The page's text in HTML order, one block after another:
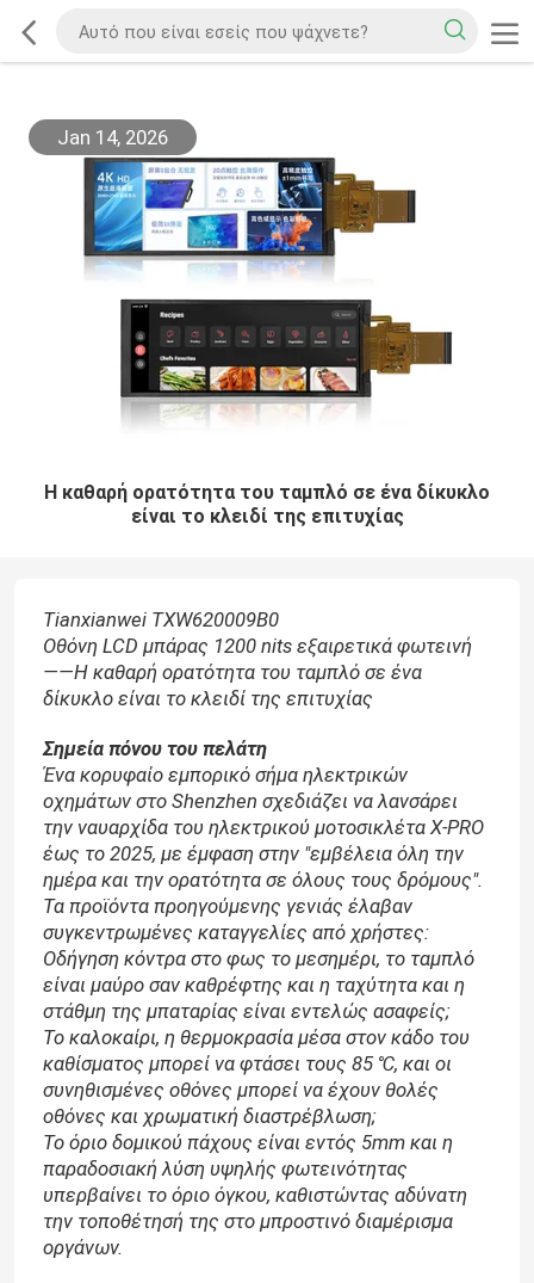
Jan 14, 2026
Η καθαρή ορατότητα του ταμπλό σε ένα δίκυκλο
είναι το κλειδί της επιτυχίας
Tianxianwei TXW620009B0
Οθόνη LCD μπάρας 1200 nits εξαιρετικά φωτεινή
——Η καθαρή ορατότητα του ταμπλό σε ένα
δίκυκλο είναι το κλειδί της επιτυχίας
Σημεία πόνου του πελάτη
Ένα κορυφαίο εμπορικό σήμα ηλεκτρικών
οχημάτων στο Shenzhen σχεδιάζει να λανσάρει
την ναυαρχίδα του ηλεκτρικού μοτοσικλέτα X-PRO
έως το 2025, με έμφαση στην "εμβέλεια όλη την
ημέρα και την ορατότητα σε όλους τους δρόμους".
Τα προϊόντα προηγούμενης γενιάς έλαβαν
συγκεντρωμένες καταγγελίες από χρήστες:
Οδήγηση κόντρα στο φως το μεσημέρι, το ταμπλό
είναι μαύρο σαν καθρέφτης και η ταχύτητα και η
στάθμη της μπαταρίας είναι εντελώς ασαφείς;
Το καλοκαίρι, η θερμοκρασία μέσα στον κάδο του
καθίσματος μπορεί να φτάσει τους 85 ℃, και οι
συνηθισμένες οθόνες μπορεί να έχουν θολές
οθόνες και χρωματική διαστρέβλωση;
Το όριο δομικού πάχους είναι εντός 5mm και η
παραδοσιακή λύση υψηλής φωτεινότητας
υπερβαίνει το όριο όγκου, καθιστώντας αδύνατη
την τοποθέτησή της στο μπροστινό διαμέρισμα
οργάνων.